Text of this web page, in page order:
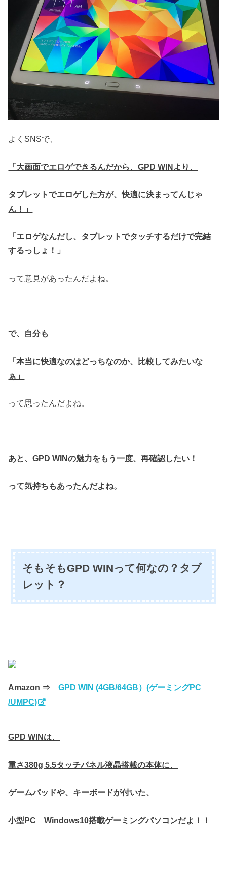
よくSNSで、
「大画面でエロゲできるんだから、GPD WINより、
タブレットでエロゲした方が、快適に決まってんじゃ
ん！」
「エロゲなんだし、タブレットでタッチするだけで完結
するっしょ！」
って意見があったんだよね。
で、自分も
「本当に快適なのはどっちなのか、比較してみたいな
ぁ」
って思ったんだよね。
あと、GPD WINの魅力をもう一度、再確認したい！
って気持ちもあったんだよね。
そもそもGPD WINって何なの？タブ
レット？
Amazon ⇒GPD WIN (4GB/64GB）(ゲーミングPC
/UMPC)
GPD WINは、
重さ380g 5.5タッチパネル液晶搭載の本体に、
ゲームパッドや、キーボードが付いた、
小型PC Windows10搭載ゲーミングパソコンだよ！！